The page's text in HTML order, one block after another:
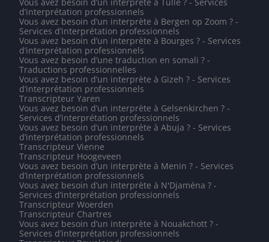
d’interprétation professionnels
Vous avez besoin d’un interprète à Bergen op Zoom ? -
Services d’interprétation professionnels
Vous avez besoin d’un interprète à Bourges ? - Services
d’interprétation professionnels
Vous avez besoin d’une traduction en somali ? -
Traductions professionnelles
Vous avez besoin d’un interprète à Gizeh ? - Services
d’interprétation professionnels
Transcripteur Yaren
Vous avez besoin d’un interprète à Gelsenkirchen ? -
Services d’interprétation professionnels
Vous avez besoin d’un interprète à Abuja ? - Services
d’interprétation professionnels
Transcripteur Vienne
Transcripteur Hoogeveen
Vous avez besoin d’un interprète à Menin ? - Services
d’interprétation professionnels
Vous avez besoin d’un interprète à N'Djaména ? -
Services d’interprétation professionnels
Transcripteur Woerden
Transcripteur Chartres
Vous avez besoin d’un interprète à Nouakchott ? -
Services d’interprétation professionnels